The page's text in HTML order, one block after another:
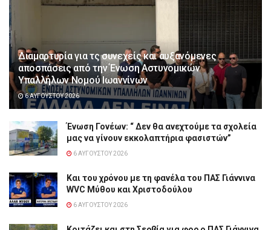
Διαμαρτυρία για τς συνεχείς και αυξανόμενες
αποσπάσεις από την Ένωση Αστυνομικών
Υπαλλήλων Νομού Ιωαννίνων
6 ΑΥΓΟΎΣΤΟΥ 2026
Ένωση Γονέων: “ Δεν θα ανεχτούμε τα σχολεία
μας να γίνουν εκκολαπτήρια φασιστών”
6 ΑΥΓΟΎΣΤΟΥ 2026
Και του χρόνου με τη φανέλα του ΠΑΣ Γιάννινα
WVC Μύθου και Χριστοδούλου
6 ΑΥΓΟΎΣΤΟΥ 2026